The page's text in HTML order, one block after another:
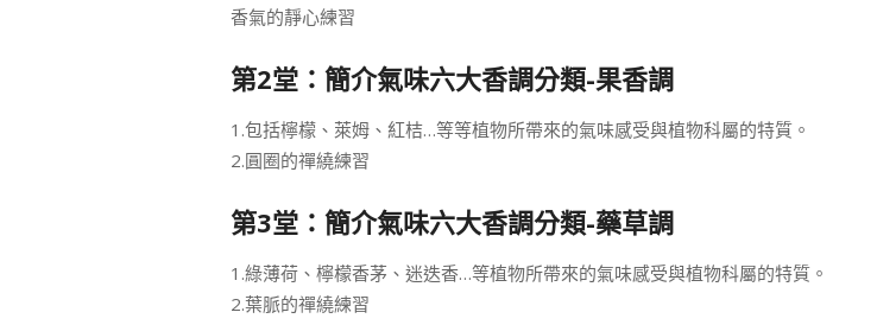
香氣的靜心練習
第2堂：簡介氣味六大香調分類-果香調
1.包括檸檬、萊姆、紅桔…等等植物所帶來的氣味感受與植物科屬的特質。
2.圓圈的禪繞練習
第3堂：簡介氣味六大香調分類-藥草調
1.綠薄荷、檸檬香茅、迷迭香…等植物所帶來的氣味感受與植物科屬的特質。
2.葉脈的禪繞練習